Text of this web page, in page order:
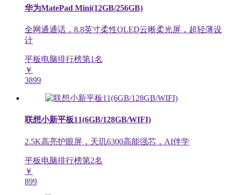
华为MatePad Mini(12GB/256GB)
全网通通话，8.8英寸柔性OLED云晰柔光屏，超轻薄设
计
平板电脑排行榜第1名
￥
3899
联想小新平板11(6GB/128GB/WIFI)
2.5K高亮护眼屏，天玑6300高能强芯，AI伴学
平板电脑排行榜第2名
￥
899